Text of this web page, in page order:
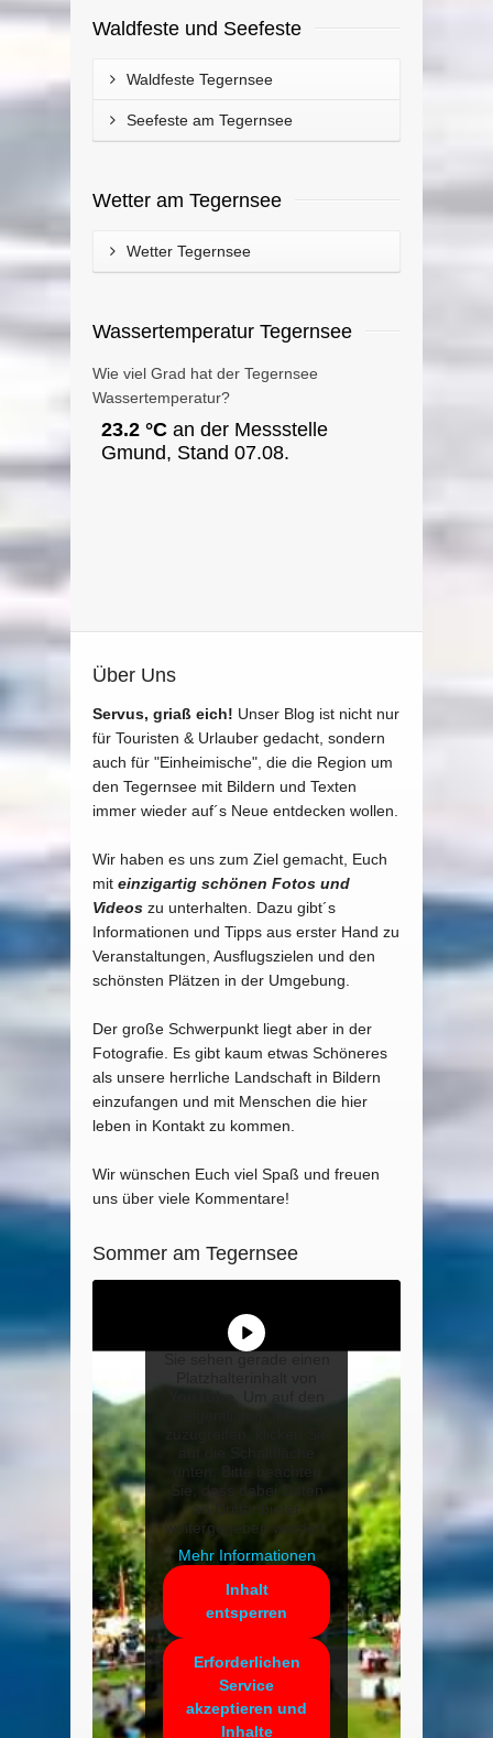
Waldfeste und Seefeste
Waldfeste Tegernsee
Seefeste am Tegernsee
Wetter am Tegernsee
Wetter Tegernsee
Wassertemperatur Tegernsee
Wie viel Grad hat der Tegernsee
Wassertemperatur?
Über Uns
Servus, griaß eich! Unser Blog ist nicht nur
für Touristen & Urlauber gedacht, sondern
auch für "Einheimische", die die Region um
den Tegernsee mit Bildern und Texten
immer wieder auf´s Neue entdecken wollen.
Wir haben es uns zum Ziel gemacht, Euch
mit einzigartig schönen Fotos und
Videos zu unterhalten. Dazu gibt´s
Informationen und Tipps aus erster Hand zu
Veranstaltungen, Ausflugszielen und den
schönsten Plätzen in der Umgebung.
Der große Schwerpunkt liegt aber in der
Fotografie. Es gibt kaum etwas Schöneres
als unsere herrliche Landschaft in Bildern
einzufangen und mit Menschen die hier
leben in Kontakt zu kommen.
Wir wünschen Euch viel Spaß und freuen
uns über viele Kommentare!
Sommer am Tegernsee
YouTube
unten. Bitte beachten
Sie, dass dabei Daten
an Drittanbieter
weitergegeben werden.
Mehr Informationen
Inhalt
entsperren
Erforderlichen
Service
akzeptieren und
Inhalte